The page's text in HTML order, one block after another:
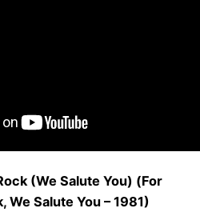
(We Salute You) (For
We Salute You – 1981)